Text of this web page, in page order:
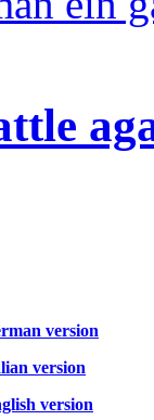
version
version
version